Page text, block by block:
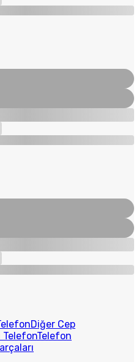
Diğer Cep
TelefonTelefon